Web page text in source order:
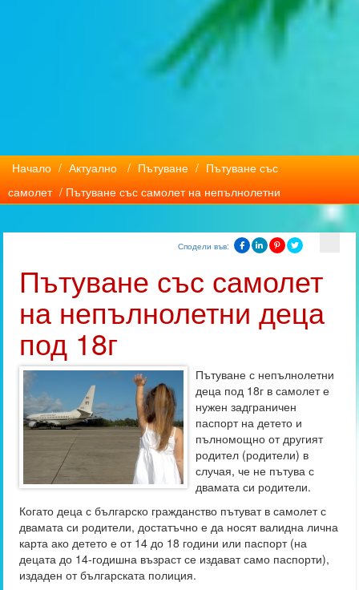
Начало / Актуално / Пътуване / Пътуване със
самолет / Пътуване със самолет на непълнолетни
Сподели във:
Пътуване със самолет
на непълнолетни деца
под 18г
Пътуване с непълнолетни
деца под 18г в самолет е
нужен задграничен
паспорт на детето и
пълномощно от другият
родител (родители) в
случая, че не пътува с
двамата си родители.
Когато деца с българско гражданство пътуват в самолет с
двамата си родители, достатъчно е да носят валидна лична
карта ако детето е от 14 до 18 години или паспорт (на
децата до 14-годишна възраст се издават само паспорти),
издаден от българската полиция.